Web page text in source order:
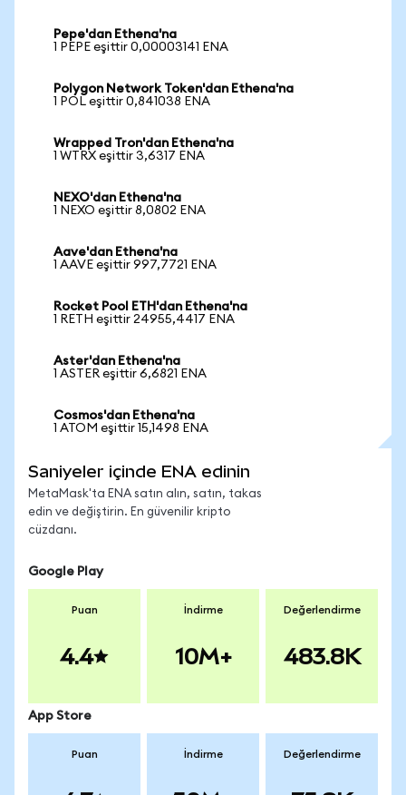
Pepe'dan Ethena'na
1 PEPE eşittir 0,00003141 ENA
Polygon Network Token'dan Ethena'na
1 POL eşittir 0,841038 ENA
Wrapped Tron'dan Ethena'na
1 WTRX eşittir 3,6317 ENA
NEXO'dan Ethena'na
1 NEXO eşittir 8,0802 ENA
Aave'dan Ethena'na
1 AAVE eşittir 997,7721 ENA
Rocket Pool ETH'dan Ethena'na
1 RETH eşittir 24955,4417 ENA
Aster'dan Ethena'na
1 ASTER eşittir 6,6821 ENA
Cosmos'dan Ethena'na
1 ATOM eşittir 15,1498 ENA
Saniyeler içinde ENA edinin
MetaMask'ta ENA satın alın, satın, takas
edin ve değiştirin. En güvenilir kripto
cüzdanı.
Google Play
Puan
4.4
İndirme
10M+
Değerlendirme
483.8K
App Store
Puan İndirme Değerlendirme